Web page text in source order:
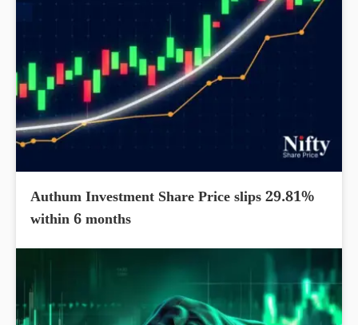
Authum Investment Share Price slips 29.81%
within 6 months